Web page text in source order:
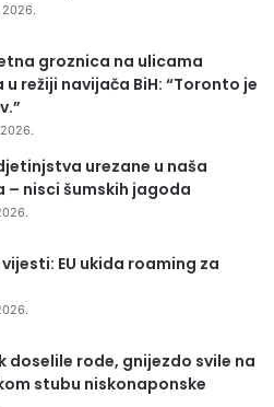
2026.
groznica na ulicama
režiji navijača BiH: “Toronto je
urezane u naša
– nisci šumskih jagoda
EU ukida roaming za
doselile rode, gnijezdo svile na
stubu niskonaponske